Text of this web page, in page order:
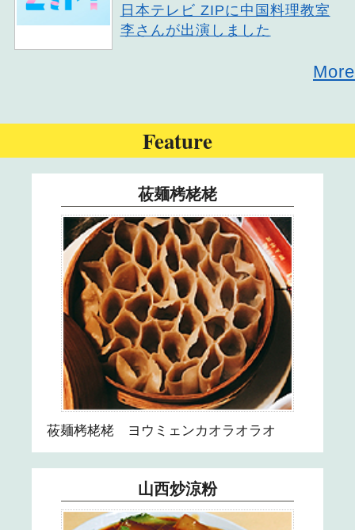
22
25
刀削麺 ■講師 ×
31
日本テレビ ZIPに中国料理教室
李さんが出演しました
More
Feature
莜麺栲栳栳
莜麺栲栳栳 ヨウミェンカオラオラオ
山西炒涼粉